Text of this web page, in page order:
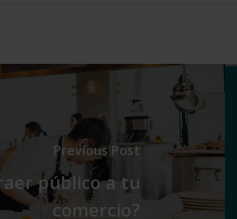
Previous Post
público a tu
comercio?